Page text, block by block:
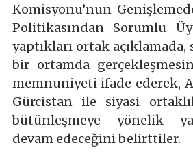
Komisyonu’nun
Politikasından Sorumlu
yaptıkları ortak açıklamada,
bir ortamda
memnuniyeti ifade ederek,
Gürcistan ile siyasi
bütünleşmeye yönelik
devam edeceğini belirttiler.